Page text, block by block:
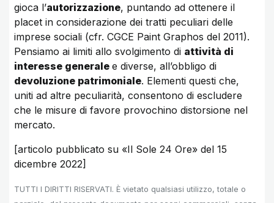
gioca l’autorizzazione, puntando ad ottenere il
placet in considerazione dei tratti peculiari delle
imprese sociali (cfr. CGCE Paint Graphos del 2011).
Pensiamo ai limiti allo svolgimento di attività di
interesse generale e diverse, all’obbligo di
devoluzione patrimoniale. Elementi questi che,
uniti ad altre peculiarità, consentono di escludere
che le misure di favore provochino distorsione nel
mercato.
[articolo pubblicato su «Il Sole 24 Ore» del 15
dicembre 2022]
TUTTI I DIRITTI RISERVATI. È vietato qualsiasi utilizzo, totale o